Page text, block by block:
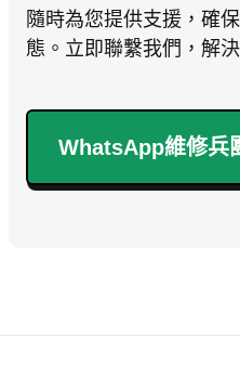
隨時為您提供支援，確
態。立即聯繫我們，解
WhatsApp維修